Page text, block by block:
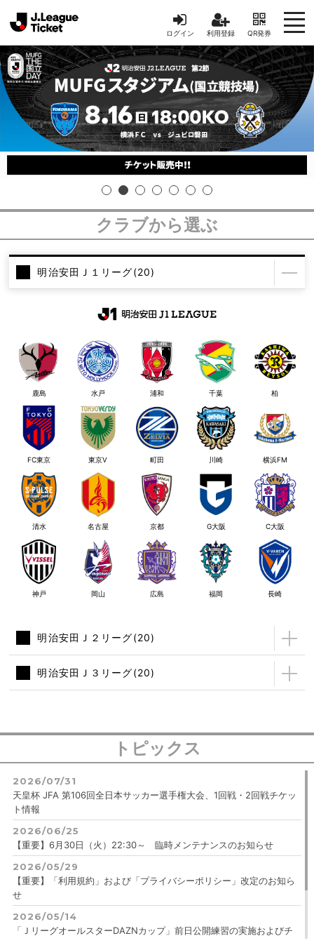
ログイン 利用登録 QR発券
クラブから選ぶ
明治安田Ｊ１リーグ(20)
鹿島 水戸 浦和 千葉 柏
FC東京 東京V 町田 川崎 横浜FM
清水 名古屋 京都 G大阪 C大阪
神戸 岡山 広島 福岡 長崎
明治安田Ｊ２リーグ(20)
明治安田Ｊ３リーグ(20)
トピックス
2026/07/31
天皇杯 JFA 第106回全日本サッカー選手権大会、1回戦・2回戦チケッ
ト情報
2026/06/25
【重要】6月30日（火）22:30～ 臨時メンテナンスのお知らせ
2026/05/29
【重要】「利用規約」および「プライバシーポリシー」改定のお知ら
せ
2026/05/14
「ＪリーグオールスターDAZNカップ」前日公開練習の実施およびチ